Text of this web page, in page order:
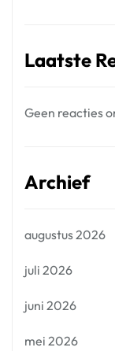
Laatste
Geen reacties
Archief
augustus 2026
juli 2026
juni 2026
mei 2026